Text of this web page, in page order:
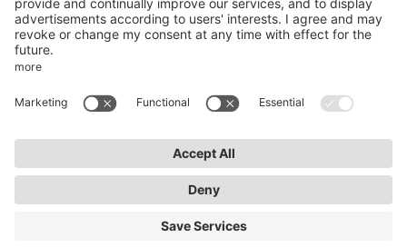
info@lightnet.de
Política de privacidad
Condiciones de la garantía
Accesibilidad